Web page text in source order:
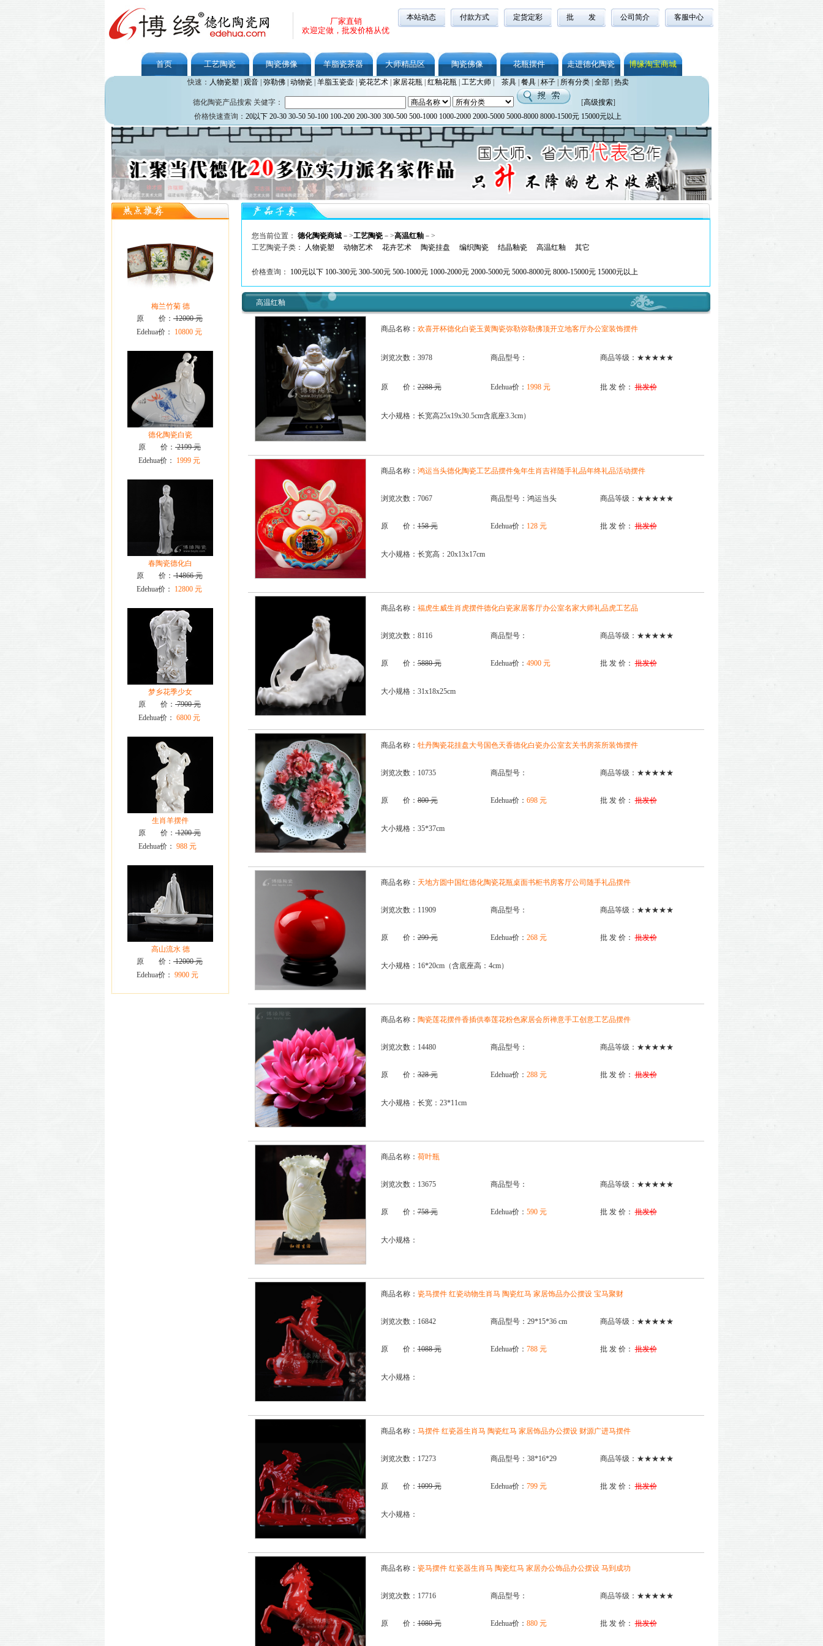
厂家直销
欢迎定做，批发价格从优
本站动态 付款方式 定货定彩 批 发 公司简介 客服中心
首页 工艺陶瓷 陶瓷佛像 羊脂瓷茶器 大师精品区 陶瓷佛像 花瓶摆件 走进德化陶瓷 博缘淘宝商城
快速： 人物瓷塑 观音| 弥勒佛| 动物瓷| 羊脂玉瓷壶| 瓷花艺术| 家居花瓶| 红釉花瓶| 工艺大师| 茶具| 餐具| 杯子| 所有分类| 全部| 热卖
德化陶瓷产品搜索 关健字： [高级搜索]
价格快速查询： 20以下 20-30 30-50 50-100 100-200 200-300 300-500 500-1000 1000-2000 2000-5000 5000-8000 8000-1500元 15000元以上
梅兰竹菊 德
原 价： 12000 元
Edehua价：
10800 元
德化陶瓷白瓷
原 价： 2199 元
Edehua价：
1999 元
春陶瓷德化白
原 价： 14866 元
Edehua价：
12800 元
梦乡花季少女
原 价： 7900 元
Edehua价： 6800 元
生肖羊摆件
原 价： 1200 元
Edehua价： 988 元
高山流水 德
原 价： 12000 元
Edehua价： 9900 元
您当前位置： 德化陶瓷商城－>工艺陶瓷－>高温红釉－>
工艺陶瓷子类：
人物瓷塑 动物艺术 花卉艺术 陶瓷挂盘 编织陶瓷 结晶釉瓷 高温红釉 其它
价格查询： 100元以下 100-300元 300-500元 500-1000元 1000-2000元 2000-5000元 5000-8000元 8000-15000元 15000元以上
高温红釉
商品名称： 欢喜开杯德化白瓷玉黄陶瓷弥勒弥勒佛顶开立地客厅办公室装饰摆件
浏览次数：3978 商品型号： 商品等级：★★★★★
原 价：2288 元 Edehua价： 1998 元 批 发 价：批发价
大小规格：长宽高25x19x30.5cm含底座3.3cm）
商品名称： 鸿运当头德化陶瓷工艺品摆件兔年生肖吉祥随手礼品年终礼品活动摆件
浏览次数：7067 商品型号：鸿运当头 商品等级：★★★★★
原 价：158 元 Edehua价： 128 元 批 发 价：批发价
大小规格：长宽高：20x13x17cm
商品名称： 福虎生威生肖虎摆件德化白瓷家居客厅办公室名家大师礼品虎工艺品
浏览次数：8116 商品型号： 商品等级：★★★★★
原 价：5880 元 Edehua价： 4900 元 批 发 价：批发价
大小规格：31x18x25cm
商品名称： 牡丹陶瓷花挂盘大号国色天香德化白瓷办公室玄关书房茶所装饰摆件
浏览次数：10735 商品型号： 商品等级：★★★★★
原 价：800 元 Edehua价： 698 元 批 发 价：批发价
大小规格：35*37cm
商品名称： 天地方圆中国红德化陶瓷花瓶桌面书柜书房客厅公司随手礼品摆件
浏览次数：11909 商品型号： 商品等级：★★★★★
原 价：299 元 Edehua价： 268 元 批 发 价：批发价
大小规格：16*20cm（含底座高：4cm）
商品名称： 陶瓷莲花摆件香插供奉莲花粉色家居会所禅意手工创意工艺品摆件
浏览次数：14480 商品型号： 商品等级：★★★★★
原 价：328 元 Edehua价： 288 元 批 发 价：批发价
大小规格：长宽：23*11cm
商品名称： 荷叶瓶
浏览次数：13675 商品型号： 商品等级：★★★★★
原 价：758 元 Edehua价： 590 元 批 发 价：批发价
大小规格：
商品名称： 瓷马摆件 红瓷动物生肖马 陶瓷红马 家居饰品办公摆设 宝马聚财
浏览次数：16842 商品型号：29*15*36 cm 商品等级：★★★★★
原 价：1088 元 Edehua价： 788 元 批 发 价：批发价
大小规格：
商品名称： 马摆件 红瓷器生肖马 陶瓷红马 家居饰品办公摆设 财源广进马摆件
浏览次数：17273 商品型号：38*16*29 商品等级：★★★★★
原 价：1099 元 Edehua价： 799 元 批 发 价：批发价
大小规格：
商品名称： 瓷马摆件 红瓷器生肖马 陶瓷红马 家居办公饰品办公摆设 马到成功
浏览次数：17716 商品型号： 商品等级：★★★★★
原 价：1080 元 Edehua价： 880 元 批 发 价：批发价